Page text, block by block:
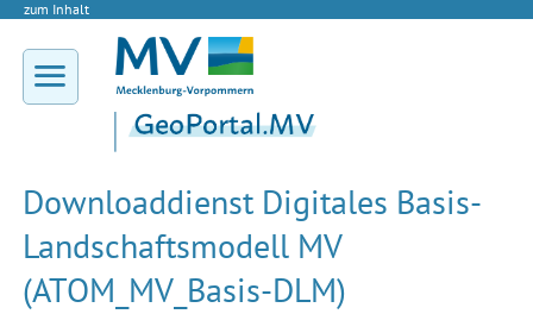
zum Inhalt
Downloaddienst Digitales Basis-
Landschaftsmodell MV
(ATOM_MV_Basis-DLM)